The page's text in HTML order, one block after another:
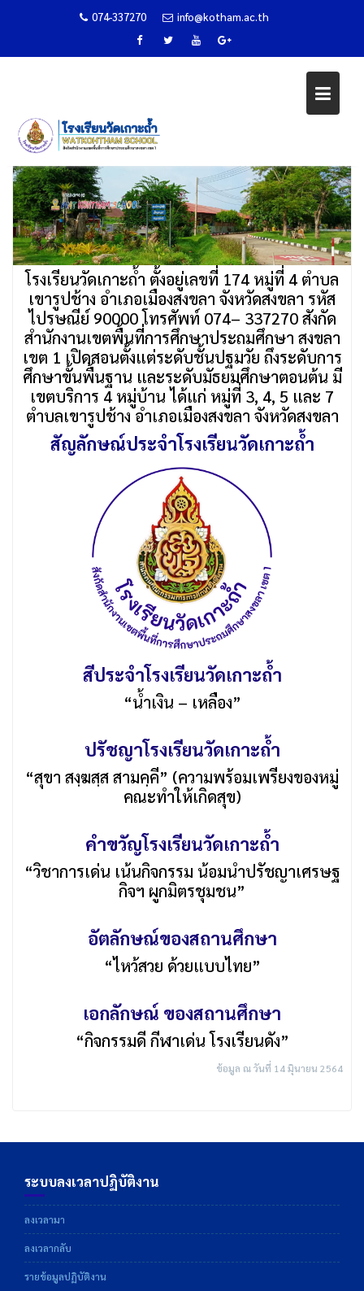
074-337270 info@kotham.ac.th
Home ข้อมูลโรงเรียน
โรงเรียนวัดเกาะถ้ำ ตั้งอยู่เลขที่ 174 หมู่ที่ 4 ตำบล
เขารูปช้าง อำเภอเมืองสงขลา จังหวัดสงขลา รหัส
ไปรษณีย์ 90000 โทรศัพท์ 074– 337270 สังกัด
สำนักงานเขตพื้นที่การศึกษาประถมศึกษา สงขลา
เขต 1 เปิดสอนตั้งแต่ระดับชั้นปฐมวัย ถึงระดับการ
ศึกษาขั้นพื้นฐาน และระดับมัธยมศึกษาตอนต้น มี
เขตบริการ 4 หมู่บ้าน ได้แก่ หมู่ที่ 3, 4, 5 และ 7
ตำบลเขารูปช้าง อำเภอเมืองสงขลา จังหวัดสงขลา
สัญลักษณ์ประจำโรงเรียนวัดเกาะถ้ำ
สีประจำโรงเรียนวัดเกาะถ้ำ
“น้ำเงิน – เหลือง”
ปรัชญาโรงเรียนวัดเกาะถ้ำ
“สุขา สงฺฆสฺส สามคฺคี” (ความพร้อมเพรียงของหมู่
คณะทำให้เกิดสุข)
คำขวัญโรงเรียนวัดเกาะถ้ำ
“วิชาการเด่น เน้นกิจกรรม น้อมนำปรัชญาเศรษฐ
กิจฯ ผูกมิตรชุมชน”
อัตลักษณ์ของสถานศึกษา
“ไหว้สวย ด้วยแบบไทย”
เอกลักษณ์ ของสถานศึกษา
“กิจกรรมดี กีฬาเด่น โรงเรียนดัง”
ข้อมูล ณ วันที่ 14 มิุนายน 2564
ระบบลงเวลาปฏิบัติงาน
ลงเวลามา
ลงเวลากลับ
รายข้อมูลปฏิบัติงาน